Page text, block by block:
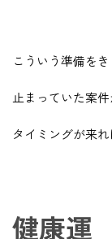
こういう準備を
止まっていた案件
タイミングが来
健康運